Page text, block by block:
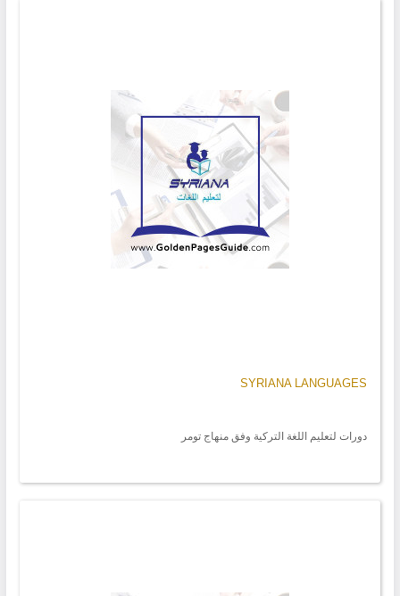
SYRIANA LANGUAGES
دورات لتعليم اللغة التركية وفق منهاج تومر